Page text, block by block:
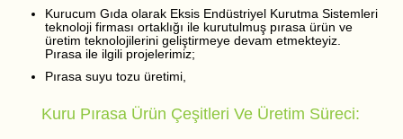
Kurucum Gıda olarak Eksis Endüstriyel Kurutma Sistemleri
teknoloji firması ortaklığı ile kurutulmuş pırasa ürün ve
üretim teknolojilerini geliştirmeye devam etmekteyiz.
Pırasa ile ilgili projelerimiz;
Pırasa suyu tozu üretimi,
Kuru Pırasa Ürün Çeşitleri Ve Üretim Süreci: